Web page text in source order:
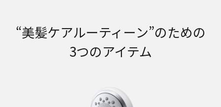
“美髪ケアルーティーン”のための
3つのアイテム